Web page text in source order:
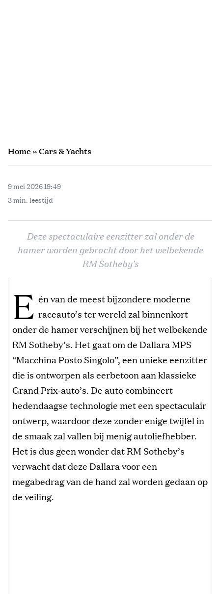
Home»Cars & Yachts
9 mei 2026 19:49
3 min. leestijd
Deze spectaculaire eenzitter zal onder de
hamer worden gebracht door het welbekende
RM Sotheby's
E én van de meest bijzondere moderne
raceauto’s ter wereld zal binnenkort
onder de hamer verschijnen bij het welbekende
RM Sotheby’s. Het gaat om de Dallara MPS
“Macchina Posto Singolo”, een unieke eenzitter
die is ontworpen als eerbetoon aan klassieke
Grand Prix‑auto’s. De auto combineert
hedendaagse technologie met een spectaculair
ontwerp, waardoor deze zonder enige twijfel in
de smaak zal vallen bij menig autoliefhebber.
Het is dus geen wonder dat RM Sotheby’s
verwacht dat deze Dallara voor een
megabedrag van de hand zal worden gedaan op
de veiling.